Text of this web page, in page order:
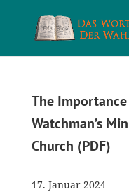
The
Watchman’s
Church (PDF)
17. Januar 2024